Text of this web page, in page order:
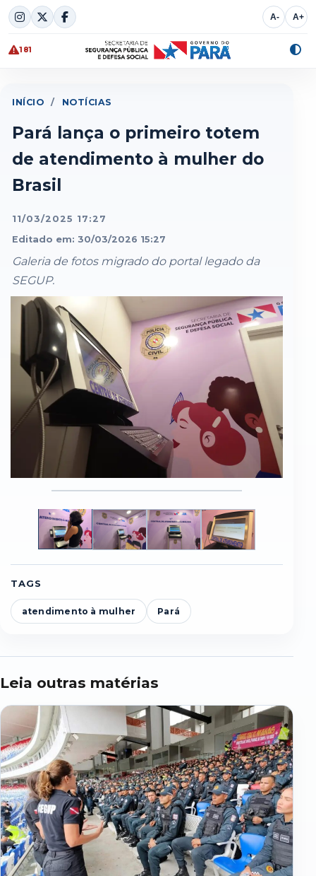
Skip
to
content
A- A+
181
INÍCIO / NOTÍCIAS
Pará lança o primeiro totem
de atendimento à mulher do
Brasil
11/03/2025 17:27
Editado em: 30/03/2026 15:27
Galeria de fotos migrado do portal legado da
SEGUP.
1
2
3
4
TAGS
atendimento à mulher Pará
Leia outras matérias